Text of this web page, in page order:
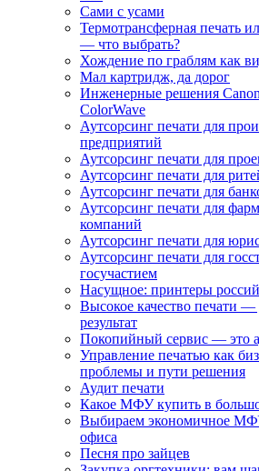
Сами с усами
Термотрансферная печать
— что выбрать?
Хождение по граблям как
Мал картридж, да дорог
Инженерные решения
ColorWave
Аутсорсинг печати для
предприятий
Аутсорсинг печати для
Аутсорсинг печати для
Аутсорсинг печати для
Аутсорсинг печати для
компаний
Аутсорсинг печати для
Аутсорсинг печати для
госучастием
Насущное: принтеры
Высокое качество печати
результат
Покопийный сервис — это
Управление печатью как
проблемы и пути решения
Аудит печати
Какое МФУ купить в
Выбираем экономичное
офиса
Песня про зайцев